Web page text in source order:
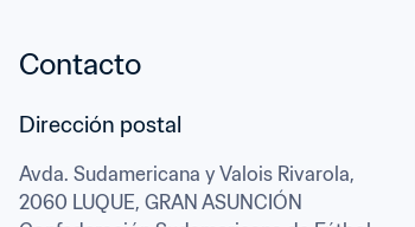
Contacto
Avda. Sudamericana y Valois Rivarola,
2060 LUQUE, GRAN ASUNCIÓN